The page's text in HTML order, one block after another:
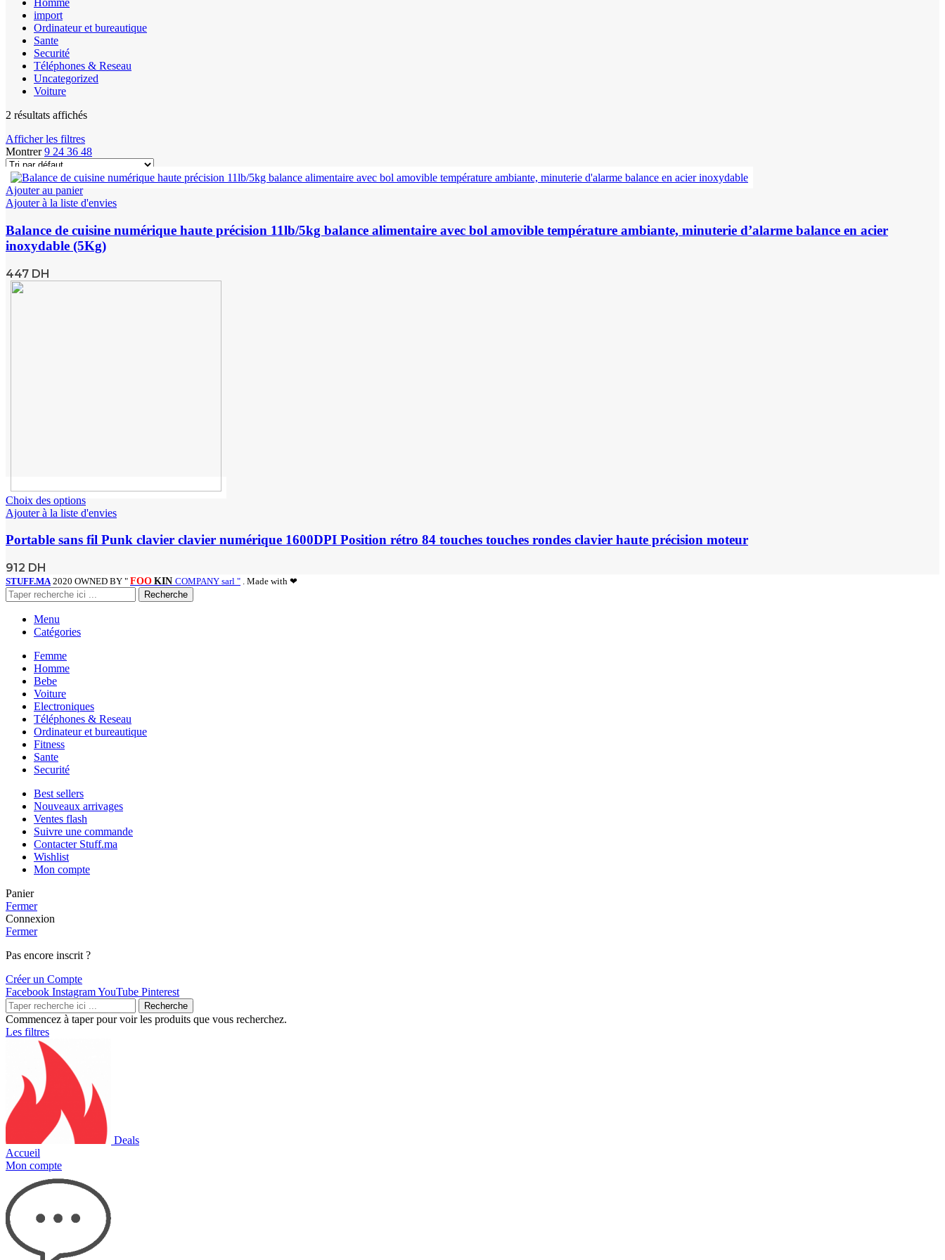
Homme
import
Ordinateur et bureautique
Sante
Securité
Téléphones & Reseau
Uncategorized
Voiture
2 résultats affichés
Afficher les filtres
Montrer9 24 36 48
Ajouter au panier
Ajouter à la liste d'envies
Balance de cuisine numérique haute précision 11lb/5kg balance alimentaire avec bol amovible température ambiante, minuterie d’alarme balance en acier
inoxydable (5Kg)
447 DH
Choix des options
Ajouter à la liste d'envies
Portable sans fil Punk clavier clavier numérique 1600DPI Position rétro 84 touches touches rondes clavier haute précision moteur
912 DH
STUFF.MA 2020 OWNED BY " FOO KIN COMPANY sarl " . Made with ❤
Recherche
Menu
Catégories
Femme
Homme
Bebe
Voiture
Electroniques
Téléphones & Reseau
Ordinateur et bureautique
Fitness
Sante
Securité
Best sellers
Nouveaux arrivages
Ventes flash
Suivre une commande
Contacter Stuff.ma
Wishlist
Mon compte
Panier
Fermer
Connexion
Fermer
Pas encore inscrit ?
Créer un Compte
Facebook InstagramYouTube Pinterest
Recherche
Commencez à taper pour voir les produits que vous recherchez.
Les filtres
Deals
Accueil
Mon compte